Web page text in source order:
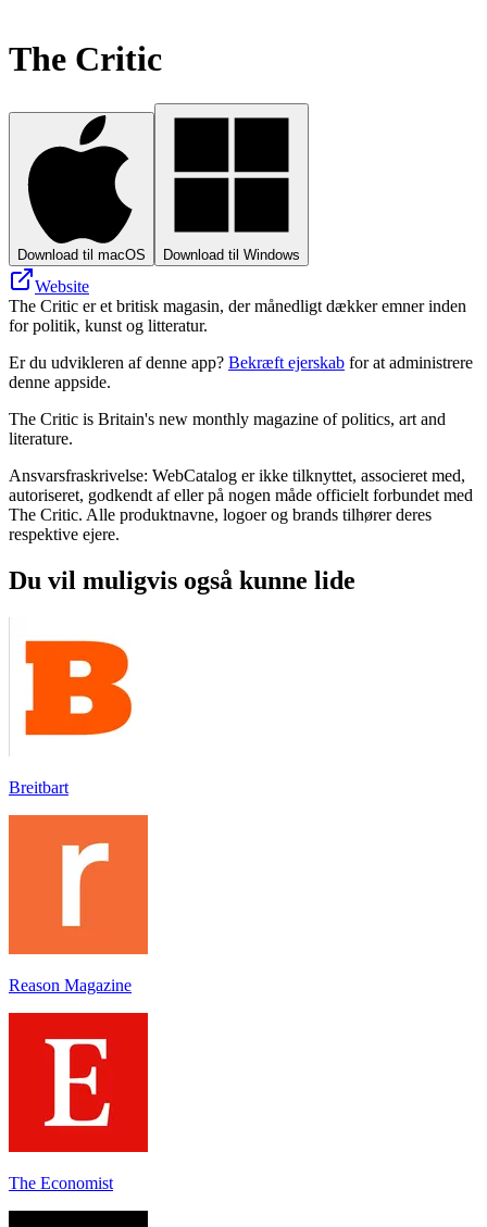
The Critic
Download til macOS Download til Windows
Website
The Critic er et britisk magasin, der månedligt dækker emner inden
for politik, kunst og litteratur.
Er du udvikleren af denne app? Bekræft ejerskab for at administrere
denne appside.
The Critic is Britain's new monthly magazine of politics, art and
literature.
Ansvarsfraskrivelse: WebCatalog er ikke tilknyttet, associeret med,
autoriseret, godkendt af eller på nogen måde officielt forbundet med
The Critic. Alle produktnavne, logoer og brands tilhører deres
respektive ejere.
Du vil muligvis også kunne lide
Breitbart
Reason Magazine
The Economist